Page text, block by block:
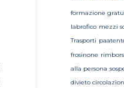
formazione
labrofico mezzi
Trasporti
frosinone
alla persona
divieto